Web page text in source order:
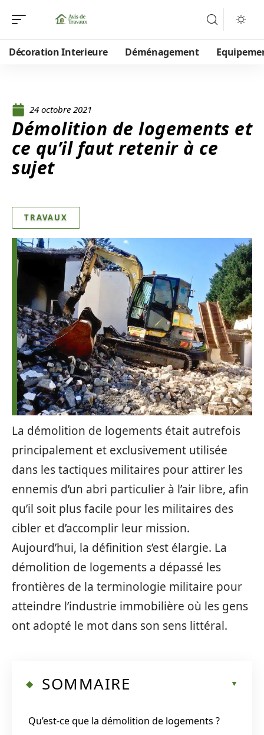
Décoration Interieure Déménagement
24 octobre 2021
Démolition de logements et
ce qu’il faut retenir à ce
sujet
TRAVAUX
La démolition de logements était autrefois
principalement et exclusivement utilisée
dans les tactiques militaires pour attirer les
ennemis d’un abri particulier à l’air libre, afin
qu’il soit plus facile pour les militaires des
cibler et d’accomplir leur mission.
Aujourd’hui, la définition s’est élargie. La
démolition de logements a dépassé les
frontières de la terminologie militaire pour
atteindre l’industrie immobilière où les gens
ont adopté le mot dans son sens littéral.
SOMMAIRE
Qu’est-ce que la démolition de logements ?